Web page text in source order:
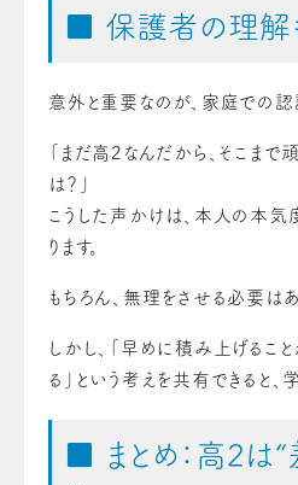
■ 保護者の理解
意外と重要なのが、家庭での認
「まだ高2なんだから、そこまで
は？」
こうした声かけは、本人の本気
ります。
もちろん、無理をさせる必要はあ
しかし、「早めに積み上げるこ
る」という考えを共有できると、
■ まとめ：高2は